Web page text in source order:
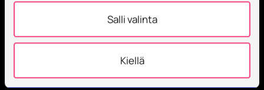
Salli valinta
Kiellä